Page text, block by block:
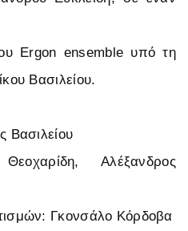
Ergon ensemble υπό τη
Βασιλείου.
Βασιλείου
Αλέξανδρος
Γκονσάλο Κόρδοβα